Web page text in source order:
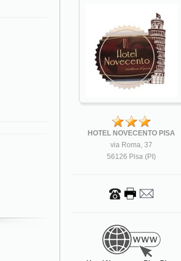
HOTEL NOVECENTO PISA
via Roma, 37
56126 Pisa (PI)